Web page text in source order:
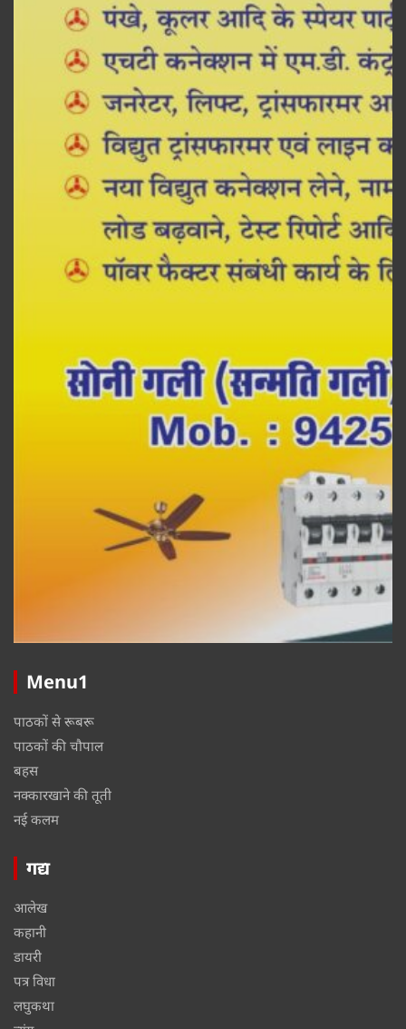
Menu1
पाठकों से रूबरू
पाठकों की चौपाल
बहस
नक्कारखाने की तूती
नई कलम
गद्य
आलेख
कहानी
डायरी
पत्र विधा
लघुकथा